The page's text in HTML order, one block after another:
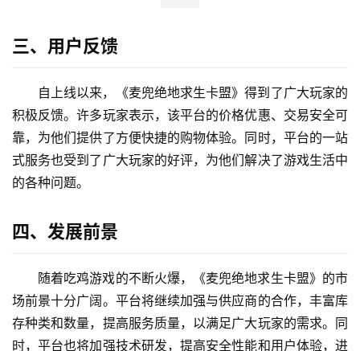
三、用户反馈
自上线以来，《麦兜绝地求生卡盟》得到了广大玩家的
积极反馈。许多玩家表示，该平台的价格优惠、交易安全可
靠，为他们提供了方便快捷的购物体验。同时，平台的一站
式服务也受到了广大玩家的好评，为他们解决了游戏生活中
的各种问题。
四、发展前景
随着吃鸡游戏的不断火爆，《麦兜绝地求生卡盟》的市
场前景十分广阔。平台将继续加强与供应商的合作，丰富库
存种类和数量，提高服务质量，以满足广大玩家的需求。同
时，平台也将加强技术研发，提高安全性能和用户体验，进